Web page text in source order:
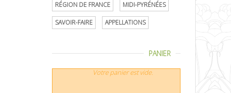
RÉGION DE FRANCE MIDI-PYRÉNÉES
SAVOIR-FAIRE APPELLATIONS
PANIER
Votre panier est vide.